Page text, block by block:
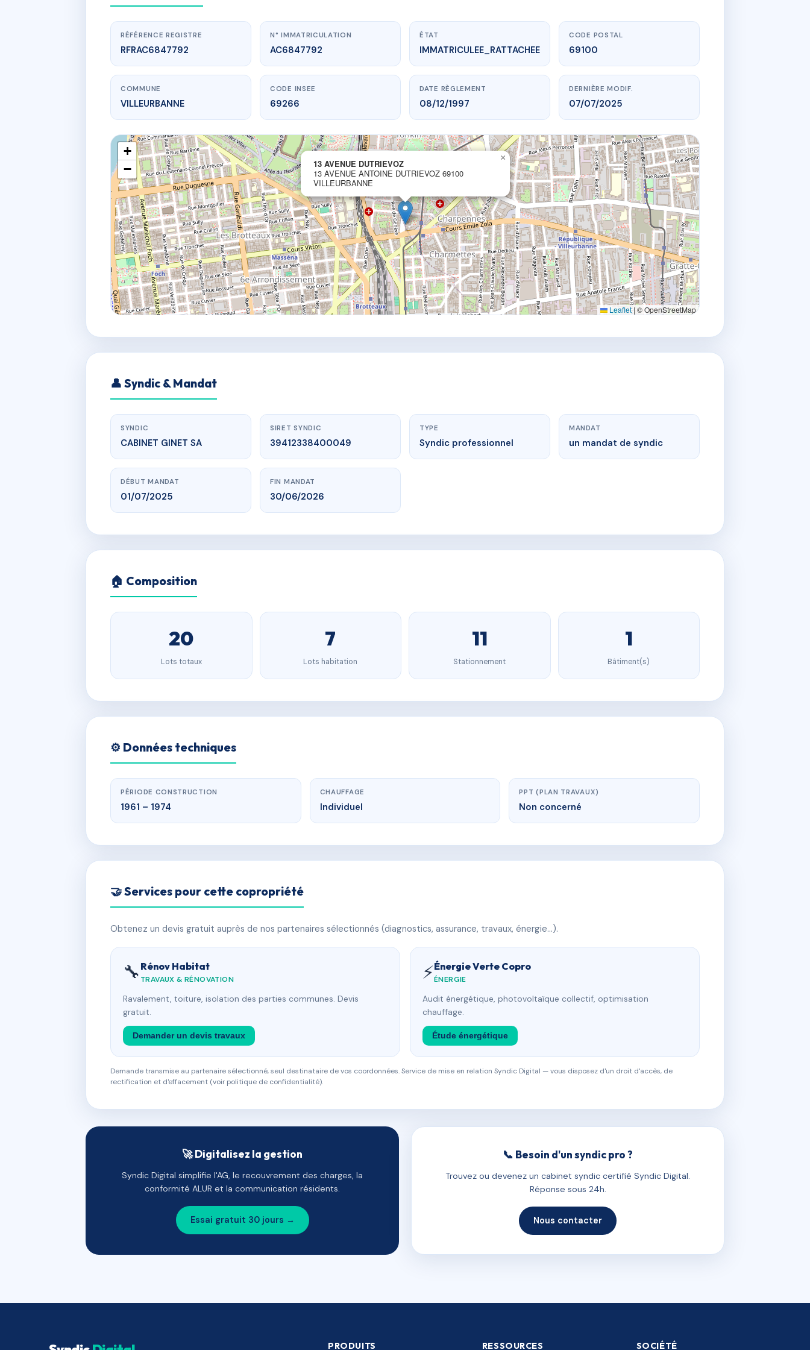
www.vme.plus/AC6847792
13 AVENUE DUTRIEVOZ
13 Avenue Antoine Dutriévoz69100 VILLEURBANNE
RÉFÉRENCE REGISTRE
RFRAC6847792
N° IMMATRICULATION
AC6847792
ÉTAT
IMMATRICULEE_RATTACHEE
CODE POSTAL
69100
COMMUNE
VILLEURBANNE
CODE INSEE
69266
DATE RÈGLEMENT
08/12/1997
DERNIÈRE MODIF.
07/07/2025
13 AVENUE DUTRIEVOZ
13 AVENUE ANTOINE DUTRIEVOZ 69100
VILLEURBANNE
×
+
−
Leaflet | © OpenStreetMap
👤 Syndic & Mandat
SYNDIC
CABINET GINET SA
SIRET SYNDIC
39412338400049
TYPE
Syndic professionnel
MANDAT
un mandat de syndic
DÉBUT MANDAT
01/07/2025
FIN MANDAT
30/06/2026
🏠 Composition
20
Lots totaux
7
Lots habitation
11
Stationnement
1
Bâtiment(s)
⚙️ Données techniques
PÉRIODE CONSTRUCTION
1961 – 1974
CHAUFFAGE
Individuel
PPT (PLAN TRAVAUX)
Non concerné
🤝 Services pour cette copropriété
Obtenez un devis gratuit auprès de nos partenaires sélectionnés (diagnostics, assurance, travaux, énergie…).
🔧 Rénov Habitat
TRAVAUX & RÉNOVATION
Ravalement, toiture, isolation des parties communes. Devis
gratuit.
Demander un devis travaux
⚡Énergie Verte Copro
ÉNERGIE
Audit énergétique, photovoltaïque collectif, optimisation
chauffage.
Étude énergétique
Demande transmise au partenaire sélectionné, seul destinataire de vos coordonnées. Service de mise en relation Syndic Digital — vous disposez d'un droit d'accès, de
rectification et d'effacement (voir politique de confidentialité).
🚀 Digitalisez la gestion
Syndic Digital simplifie l'AG, le recouvrement des charges, la
conformité ALUR et la communication résidents.
Essai gratuit 30 jours →
📞 Besoin d'un syndic pro ?
Trouvez ou devenez un cabinet syndic certifié Syndic Digital.
Réponse sous 24h.
Nous contacter
PRODUITS RESSOURCES SOCIÉTÉ